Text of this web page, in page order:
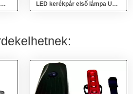
LED kerékpár első lámpa USB
újratölthető